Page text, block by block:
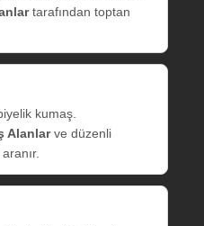
tarafından toptan
kumaş.
Alanlarve düzenli